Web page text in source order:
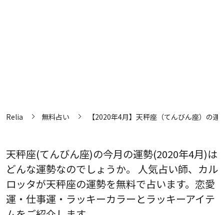
Relia 無料占い 【2020年4月】天秤座（てんびん座）の運
天秤座(てんびん座)の今月の運勢(2020年4月)は
どんな運勢なのでしょうか。 人気占い師、カル
ロッタが天秤座の運勢を無料で占います。恋愛
運・仕事運・ラッキーカラーとラッキーアイテ